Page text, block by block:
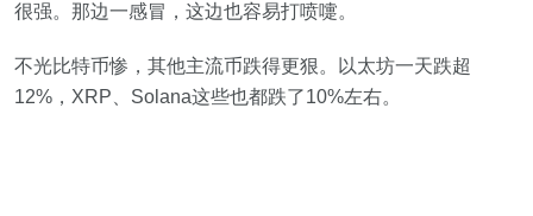
很强。那边一感冒，这边也容易打喷嚏。
不光比特币惨，其他主流币跌得更狠。以太坊一天跌超
12%，XRP、Solana这些也都跌了10%左右。